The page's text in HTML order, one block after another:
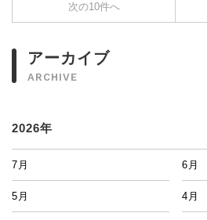
次の10件へ
アーカイブ
ARCHIVE
2026年
7月 6月
5月 4月